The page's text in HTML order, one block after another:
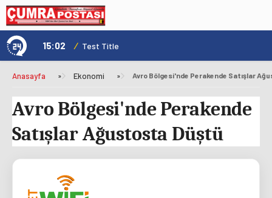
15:02 / Test Title
Anasayfa » Ekonomi » Avro Bölgesi'nde Perakende Satışlar
Avro Bölgesi'nde Perakende
Satışlar Ağustosta Düştü